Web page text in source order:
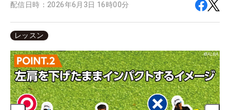
配信日時： 2026年6月3日 16時00分
レッスン